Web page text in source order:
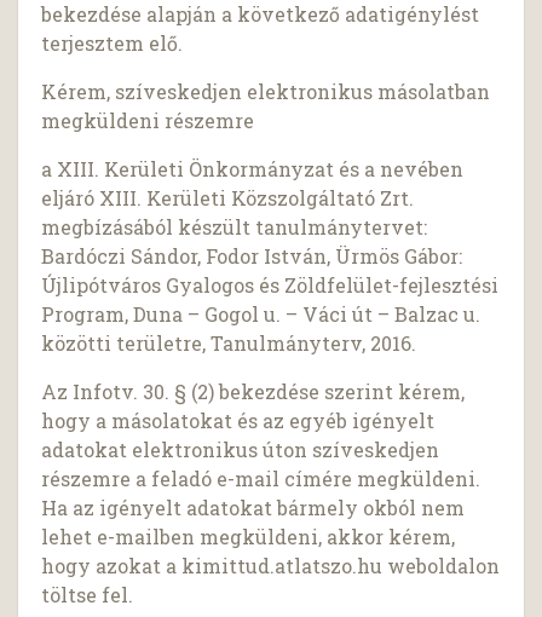
bekezdése alapján a következő adatigénylést
terjesztem elő.
Kérem, szíveskedjen elektronikus másolatban
megküldeni részemre
a XIII. Kerületi Önkormányzat és a nevében
eljáró XIII. Kerületi Közszolgáltató Zrt.
megbízásából készült tanulmánytervet:
Bardóczi Sándor, Fodor István, Ürmös Gábor:
Újlipótváros Gyalogos és Zöldfelület-fejlesztési
Program, Duna – Gogol u. – Váci út – Balzac u.
közötti területre, Tanulmányterv, 2016.
Az Infotv. 30. § (2) bekezdése szerint kérem,
hogy a másolatokat és az egyéb igényelt
adatokat elektronikus úton szíveskedjen
részemre a feladó e-mail címére megküldeni.
Ha az igényelt adatokat bármely okból nem
lehet e-mailben megküldeni, akkor kérem,
hogy azokat a kimittud.atlatszo.hu weboldalon
töltse fel.